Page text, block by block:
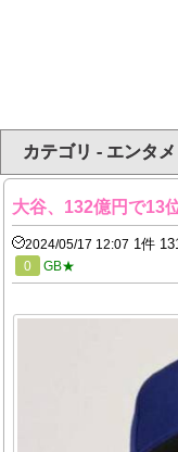
カテゴリ - エンタメ
大谷、132億円で13
2024/05/17 12:07 1件
0 GB★